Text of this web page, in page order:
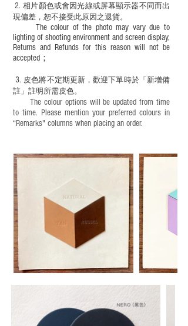
​2.相片顏色或會因光線或屏幕顯示器不同而出
現偏差，恕不接受此原因之退貨。
The colour of the photo may vary due to
lighting of shooting environment and screen display,
Returns and Refunds for this reason will not be
accepted；
3. 皮色將不定期更新，歡迎下單時於「新增備
註」註明 所需皮色。
The colour options will be updated from time
to time. Please mention your preferred colours in
“Remarks" columns when placing an order.